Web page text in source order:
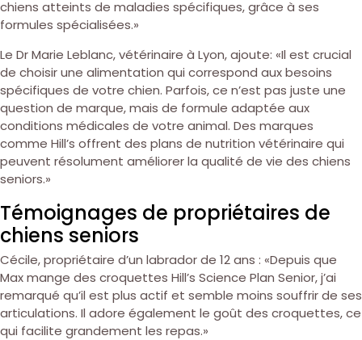
chiens atteints de maladies spécifiques, grâce à ses
formules spécialisées.»
Le Dr Marie Leblanc, vétérinaire à Lyon, ajoute: «Il est crucial
de choisir une alimentation qui correspond aux besoins
spécifiques de votre chien. Parfois, ce n’est pas juste une
question de marque, mais de formule adaptée aux
conditions médicales de votre animal. Des marques
comme Hill’s offrent des plans de nutrition vétérinaire qui
peuvent résolument améliorer la qualité de vie des chiens
seniors.»
Témoignages de propriétaires de
chiens seniors
Cécile, propriétaire d’un labrador de 12 ans : «Depuis que
Max mange des croquettes Hill’s Science Plan Senior, j’ai
remarqué qu’il est plus actif et semble moins souffrir de ses
articulations. Il adore également le goût des croquettes, ce
qui facilite grandement les repas.»